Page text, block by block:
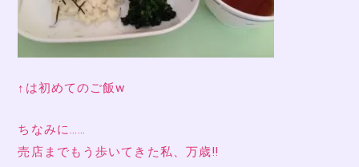
↑は初めてのご飯w
ちなみに……
売店までもう歩いてきた私、万歳‼